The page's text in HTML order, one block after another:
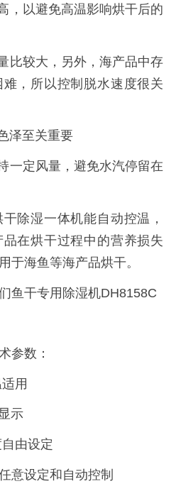
以避免高温影响烘干后的
较大，另外，海产品中存
，所以控制脱水速度很关
至关重要
定风量，避免水汽停留在
湿一体机能自动控温，
在烘干过程中的营养损失
于海鱼等海产品烘干。
干专用除湿机DH8158C
数：
用
示
由设定
设定和自动控制